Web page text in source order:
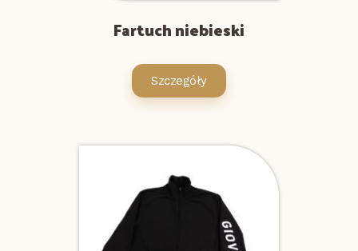
Fartuch niebieski
Szczegóły